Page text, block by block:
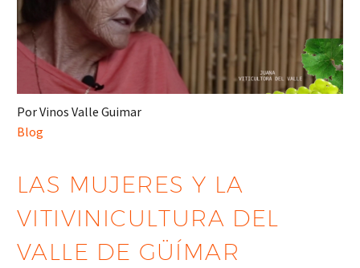
Por Vinos Valle Guimar
Blog
LAS MUJERES Y LA
VITIVINICULTURA DEL
VALLE DE GÜÍMAR